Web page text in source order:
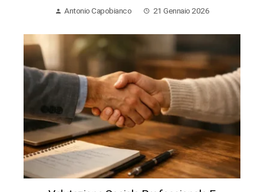
Antonio Capobianco 21 Gennaio 2026